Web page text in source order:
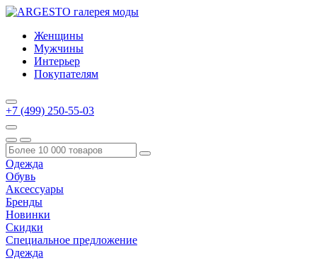
Женщины
Мужчины
Интерьер
Покупателям
+7 (499) 250-55-03
Одежда
Обувь
Аксессуары
Бренды
Новинки
Скидки
Специальное предложение
Одежда